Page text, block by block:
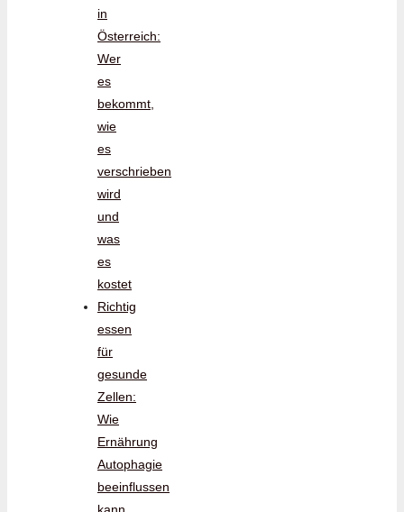
in
Österreich:
Wer
es
bekommt,
wie
es
verschrieben
wird
und
was
es
kostet
Richtig
essen
für
gesunde
Zellen:
Wie
Ernährung
Autophagie
beeinflussen